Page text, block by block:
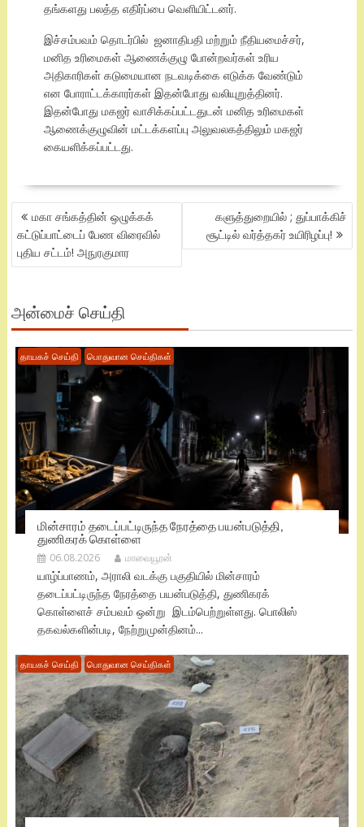
தங்களது பலத்த எதிர்ப்பை வெளியிட்டனர்.
இச்சம்பவம் தொடர்பில் ஜனாதிபதி மற்றும் நீதியமைச்சர்,
மனித உரிமைகள் ஆணைக்குழு போன்றவர்கள் உரிய
அதிகாரிகள் கடுமையான நடவடிக்கை எடுக்க வேண்டும்
என போராட்டக்காரர்கள் இதன்போது வலியுறுத்தினர்.
இதன்போது மகஜர் வாசிக்கப்பட்டதுடன் மனித உரிமைகள்
ஆணைக்குழுவின் மட்டக்களப்பு அலுவலகத்திலும் மகஜர்
கையளிக்கப்பட்டது.
POST
NAVIGATION
மகா சங்கத்தின் ஒழுக்கக்
கட்டுப்பாட்டைப் பேண விரைவில்
புதிய சட்டம்! அநுரகுமார
களுத்துறையில் ; துப்பாக்கிச்
சூட்டில் வர்த்தகர் உயிரிழப்பு!
அன்மைச் செய்தி
தாயகச் செய்தி பொதுவான செய்திகள்
மின்சாரம் தடைப்பட்டிருந்த நேரத்தை பயன்படுத்தி,
துணிகரக் கொள்ளை
06.08.2026 மாவையூரன்
யாழ்ப்பாணம், அராலி வடக்கு பகுதியில் மின்சாரம்
தடைப்பட்டிருந்த நேரத்தை பயன்படுத்தி, துணிகரக்
கொள்ளைச் சம்பவம் ஒன்று இடம்பெற்றுள்ளது. பொலிஸ்
தகவல்களின்படி, நேற்றுமுன்தினம்...
தாயகச் செய்தி பொதுவான செய்திகள்